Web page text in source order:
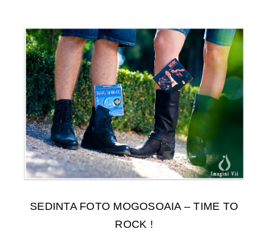
SEDINTA FOTO MOGOSOAIA – TIME TO
ROCK !